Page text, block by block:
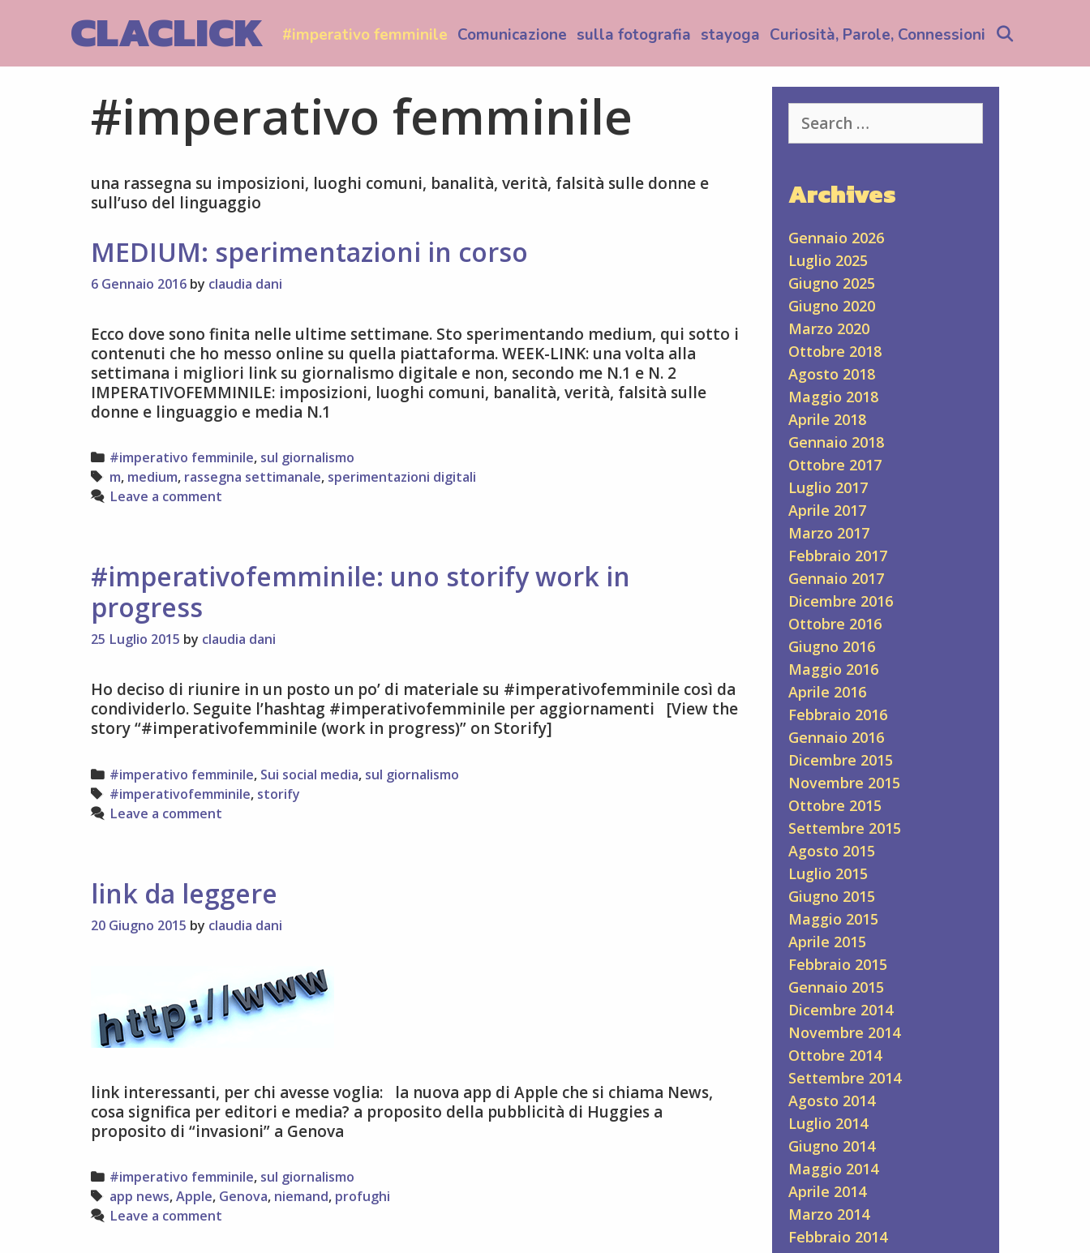
CLACLICK #imperativo femminile Comunicazione sulla fotografia stayoga Curiosità, Parole, Connessioni
#imperativo femminile
una rassegna su imposizioni, luoghi comuni, banalità, verità, falsità sulle donne e
sull’uso del linguaggio
MEDIUM: sperimentazioni in corso
6 Gennaio 2016 by claudia dani
Ecco dove sono finita nelle ultime settimane. Sto sperimentando medium, qui sotto i
contenuti che ho messo online su quella piattaforma. WEEK-LINK: una volta alla
settimana i migliori link su giornalismo digitale e non, secondo me N.1 e N. 2
IMPERATIVOFEMMINILE: imposizioni, luoghi comuni, banalità, verità, falsità sulle
donne e linguaggio e media N.1
Categories
#imperativo femminile, sul giornalismo
Tags
m, medium, rassegna settimanale, sperimentazioni digitali
Leave a comment
#imperativofemminile: uno storify work in
progress
25 Luglio 2015 by claudia dani
Ho deciso di riunire in un posto un po’ di materiale su #imperativofemminile così da
condividerlo. Seguite l’hashtag #imperativofemminile per aggiornamenti [View the
story “#imperativofemminile (work in progress)” on Storify]
Categories
#imperativo femminile, Sui social media, sul giornalismo
Tags
#imperativofemminile, storify
Leave a comment
link da leggere
20 Giugno 2015 by claudia dani
link interessanti, per chi avesse voglia: la nuova app di Apple che si chiama News,
cosa significa per editori e media? a proposito della pubblicità di Huggies a
proposito di “invasioni” a Genova
Categories
#imperativo femminile, sul giornalismo
Tags
app news,Apple, Genova, niemand, profughi
Leave a comment
for:
Archives
Gennaio 2026
Luglio 2025
Giugno 2025
Giugno 2020
Marzo 2020
Ottobre 2018
Agosto 2018
Maggio 2018
Aprile 2018
Gennaio 2018
Ottobre 2017
Luglio 2017
Aprile 2017
Marzo 2017
Febbraio 2017
Gennaio 2017
Dicembre 2016
Ottobre 2016
Giugno 2016
Maggio 2016
Aprile 2016
Febbraio 2016
Gennaio 2016
Dicembre 2015
Novembre 2015
Ottobre 2015
Settembre 2015
Agosto 2015
Luglio 2015
Giugno 2015
Maggio 2015
Aprile 2015
Febbraio 2015
Gennaio 2015
Dicembre 2014
Novembre 2014
Ottobre 2014
Settembre 2014
Agosto 2014
Luglio 2014
Giugno 2014
Maggio 2014
Aprile 2014
Marzo 2014
Febbraio 2014